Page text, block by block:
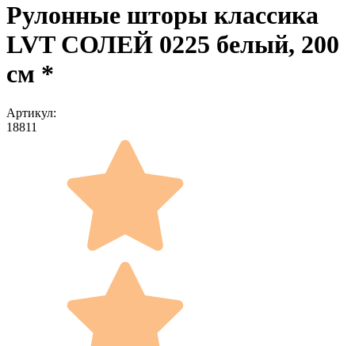
Рулонные шторы классика
LVT СОЛЕЙ 0225 белый, 200
см *
Артикул:
18811